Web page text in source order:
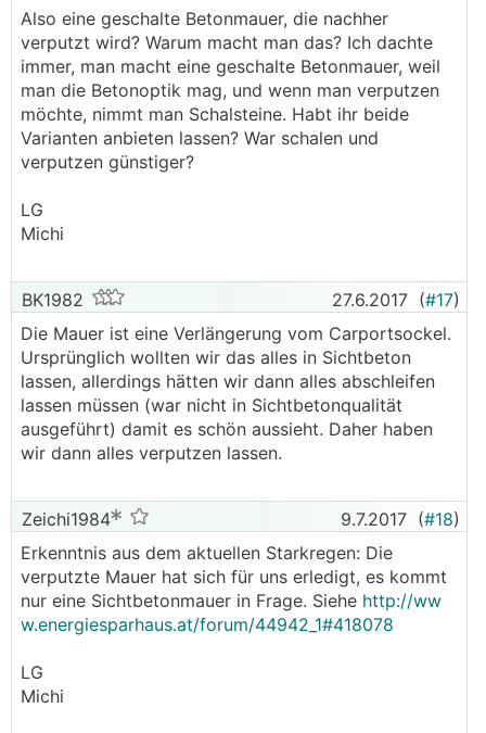
Also eine geschalte Betonmauer, die nachher
verputzt wird? Warum macht man das? Ich dachte
immer, man macht eine geschalte Betonmauer, weil
man die Betonoptik mag, und wenn man verputzen
möchte, nimmt man Schalsteine. Habt ihr beide
Varianten anbieten lassen? War schalen und
verputzen günstiger?
LG
Michi
BK1982 27.6.2017 (#17)
Die Mauer ist eine Verlängerung vom Carportsockel.
Ursprünglich wollten wir das alles in Sichtbeton
lassen, allerdings hätten wir dann alles abschleifen
lassen müssen (war nicht in Sichtbetonqualität
ausgeführt) damit es schön aussieht. Daher haben
wir dann alles verputzen lassen.
Zeichi1984 9.7.2017 (#18)
Erkenntnis aus dem aktuellen Starkregen: Die
verputzte Mauer hat sich für uns erledigt, es kommt
nur eine Sichtbetonmauer in Frage. Siehe http://ww
w.energiesparhaus.at/forum/44942_1#418078
LG
Michi